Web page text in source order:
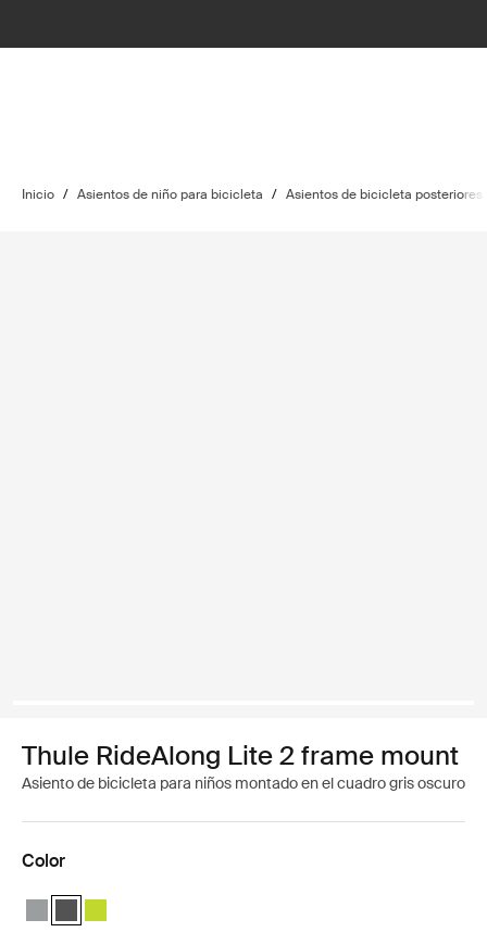
Inicio / Asientos de niño para bicicleta / Asientos de bicicleta posteriores
Thule RideAlong Lite 2 frame mount
Asiento de bicicleta para niños montado en el cuadro gris oscuro
Color
Thule RideAlong Lite 2 Light Gray
Thule RideAlong Lite 2 Dark Gray (selected)
Thule RideAlong Lite 2 Zen Lime